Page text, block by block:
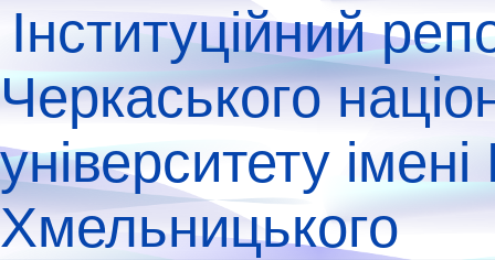
Інституційний
Черкаського
університету
Хмельницького